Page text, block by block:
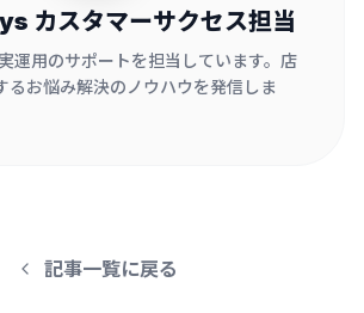
カスタマーサクセス担当
運用のサポートを担当しています。店
るお悩み解決のノウハウを発信しま
記事一覧に戻る